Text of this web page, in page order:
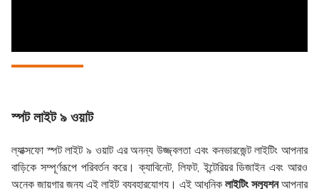
স্পট লাইট ৯ ওয়াট
ল্যাক্সফো স্পট লাইট ৯ ওয়াট এর অনন্য উজ্জ্বলতা এবং কনভারজেন্ট লাইটিং আপনার
বাড়িকে সম্পূর্ণরূপে পরিবর্তন করে। ক্যাবিনেট, লিফট, ইন্টেরিয়র ডিজাইন এবং আরও
অনেক জায়গার জন্য এই লাইট ব্যবহারযোগ্য। এই আধুনিক লাইটিং সল্যুশনআপনার